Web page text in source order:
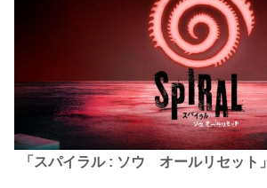
「スパイラル : ソウ オールリセット」